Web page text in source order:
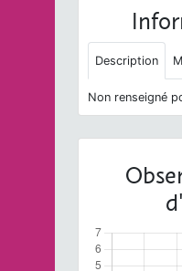
Description
Non renseigné